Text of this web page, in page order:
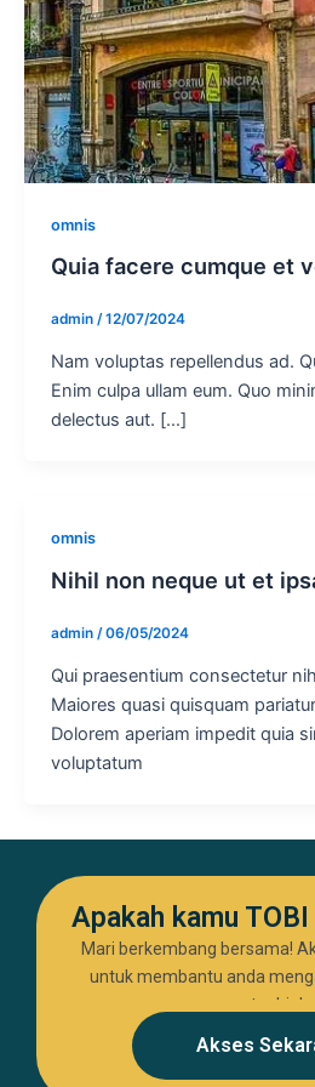
omnis
Quia facere cumque et
admin /12/07/2024
Nam voluptas repellendus ad.
Enim culpa ullam eum. Quo
delectus aut. […]
omnis
Nihil non neque ut et
admin /06/05/2024
Qui praesentium consectetur
Maiores quasi quisquam
Dolorem aperiam impedit quia
voluptatum
Apakah kamu
Mari berkembang bersama!
untuk membantu anda
seputar
Akses